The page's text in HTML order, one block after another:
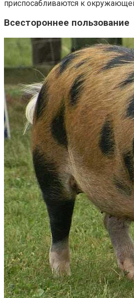
приспосабливаются к
Всестороннее пользование